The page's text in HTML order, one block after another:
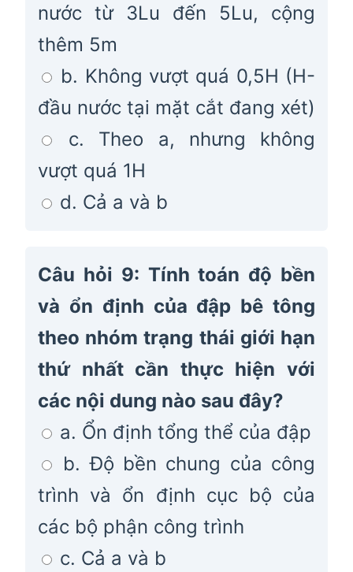
nước từ 3Lu đến 5Lu, cộng
thêm 5m
b. Không vượt quá 0,5H (H-
đầu nước tại mặt cắt đang xét)
c. Theo a, nhưng không
vượt quá 1H
d. Cả a và b
Câu hỏi 9: Tính toán độ bền
và ổn định của đập bê tông
theo nhóm trạng thái giới hạn
thứ nhất cần thực hiện với
các nội dung nào sau đây?
a. Ổn định tổng thể của đập
b. Độ bền chung của công
trình và ổn định cục bộ của
các bộ phận công trình
c. Cả a và b